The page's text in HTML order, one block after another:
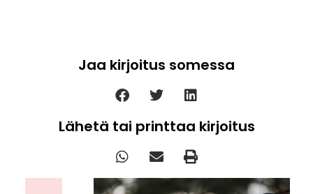
Jaa kirjoitus somessa
Lähetä tai printtaa kirjoitus